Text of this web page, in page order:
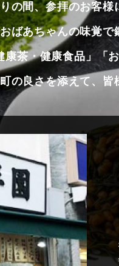
の間、参拝のお客
ばあちゃんの味覚で
康茶・健康食品」「
の良さを添えて、